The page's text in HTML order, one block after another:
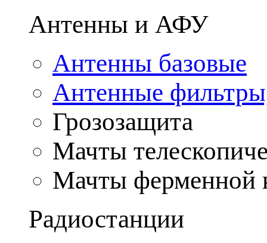
Антенны и АФУ
Антенны базовые
Антенные
Грозозащита
Мачты
Мачты ферменной
Радиостанции